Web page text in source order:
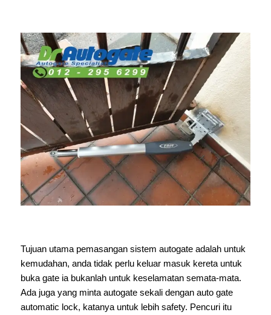
Tujuan utama pemasangan sistem autogate adalah untuk
kemudahan, anda tidak perlu keluar masuk kereta untuk
buka gate ia bukanlah untuk keselamatan semata-mata.
Ada juga yang minta autogate sekali dengan auto gate
automatic lock, katanya untuk lebih safety. Pencuri itu